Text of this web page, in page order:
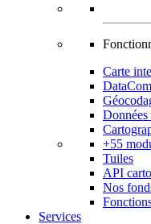
Carte
+55
Tuiles
API
Nos
Services